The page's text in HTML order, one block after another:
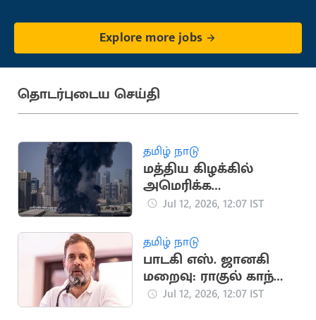
Explore more jobs
தொடர்புடைய செய்தி
தமிழ் நாடு
மத்திய கிழக்கில்
அமெரிக்க
படைத்தளங்களை
ட்ரோன்கள் தாக்குதல்
Jul 12, 2026, 12:07 IST
தமிழ் நாடு
பாடகி எஸ். ஜானகி
மறைவு: ராகுல் காந்தி
உருக்கமான இரங்கல்
Jul 12, 2026, 12:07 IST